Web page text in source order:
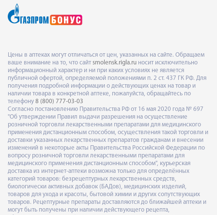
Цены в аптеках могут отличаться от цен, указанных на сайте. Обращаем
ваше внимание на то, что сайт smolensk.rigla.ru носит исключительно
информационный характер и ни при каких условиях не является
публичной офертой, определяемой положениями п. 2 ст. 437 ГК РФ. Для
получения подробной информации о действующих ценах на товар и
наличии товара в конкретной аптеке, пожалуйста, обращайтесь по
телефону 8 (800) 777-03-03
Согласно постановлению Правительства РФ от 16 мая 2020 года № 697
"Об утверждении Правил выдачи разрешения на осуществление
розничной торговли лекарственными препаратами для медицинского
применения дистанционным способом, осуществления такой торговли и
доставки указанных лекарственных препаратов гражданам и внесении
изменений в некоторые акты Правительства Российской Федерации по
вопросу розничной торговли лекарственными препаратами для
медицинского применения дистанционным способом", курьерская
доставка из интернет-аптеки возможна только для определённых
категорий товаров: безрецептурных лекарственных средств,
биологически активных добавок (БАДов), медицинских изделий,
товаров для ухода и красоты, бытовой химии и других сопутствующих
товаров. Рецептурные препараты доставляются до ближайшей аптеки и
могут быть получены при наличии действующего рецепта,